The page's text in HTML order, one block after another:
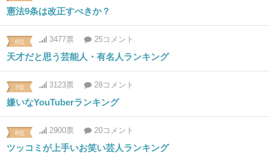
憲法9条は改正すべきか？
6位 3477票 25コメント
天才だと思う芸能人・有名人ランキング
7位 3123票 28コメント
嫌いなYouTuberランキング
8位 2900票 20コメント
ツッコミが上手いお笑い芸人ランキング